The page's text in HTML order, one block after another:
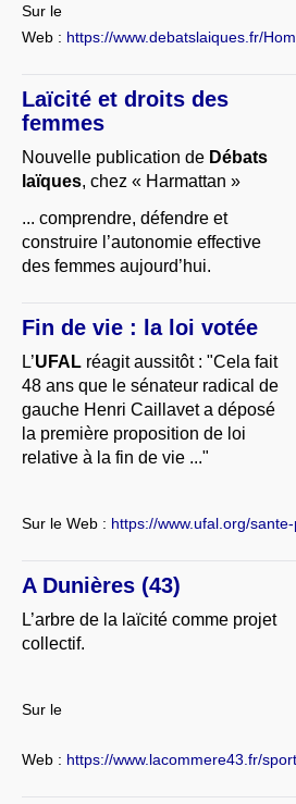
Sur le
Web : https://www.debatslaiques.fr/
Laïcité et droits des
femmes
Nouvelle publication de Débats
laïques, chez « Harmattan »
... comprendre, défendre et
construire l’autonomie effective
des femmes aujourd’hui.
Fin de vie : la loi votée
L’UFAL réagit aussitôt : "Cela fait
48 ans que le sénateur radical de
gauche Henri Caillavet a déposé
la première proposition de loi
relative à la fin de vie ..."
Sur le Web : https://www.ufal.org/sante-
A Dunières (43)
L’arbre de la laïcité comme projet
collectif.
Sur le
Web : https://www.lacommere43.fr/